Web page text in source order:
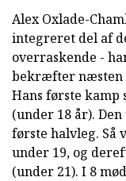
Alex Oxlade-
integreret del af
overraskende -
bekræfter næsten
Hans første kamp
(under 18 år).
første halvleg. Så
under 19, og
(under 21). I 8